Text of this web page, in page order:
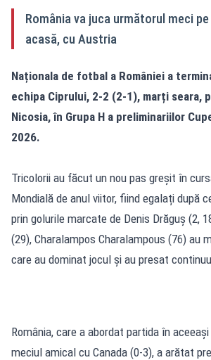
România va juca următorul meci
acasă, cu Austria
Naționala de fotbal a României a
echipa Ciprului, 2-2 (2-1), marți seara,
Nicosia, în Grupa H a preliminariilor
2026.
Tricolorii au făcut un nou pas greșit în
Mondială de anul viitor, fiind egalați după
prin golurile marcate de Denis Drăguș (2,
(29), Charalampos Charalampous (76) au
care au dominat jocul și au presat
România, care a abordat partida în
meciul amical cu Canada (0-3), a arătat